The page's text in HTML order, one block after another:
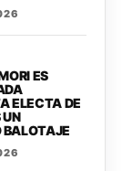
ES
ELECTA DE
UN